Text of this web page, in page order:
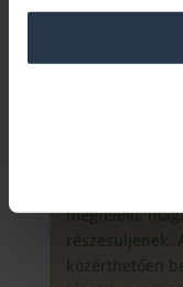
az egyetemi
fogpótlások,
Munkám
irányelvekkel
megfelelő,
közérthetően